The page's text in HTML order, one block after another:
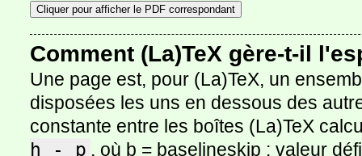
Cliquer pour afficher le PDF correspondant
Comment (La)TeX gère-t-il
Une page est, pour (La)TeX, un
disposées les uns en dessous des
constante entre les boîtes (La)TeX
h - p . où b = baselineskip : valeur